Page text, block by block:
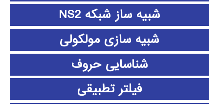
شبیه ساز شبکه NS2
شبیه سازی مولکولی
شناسایی حروف
فیلتر تطبیقی